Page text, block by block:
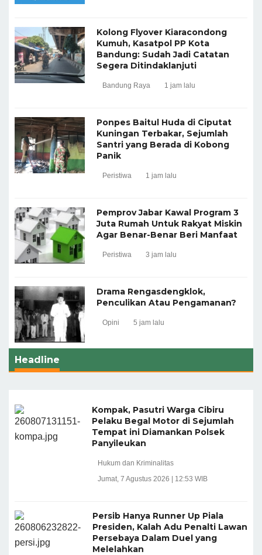
Kolong Flyover Kiaracondong
Kumuh, Kasatpol PP Kota
Bandung: Sudah Jadi Catatan
Segera Ditindaklanjuti
Bandung Raya 1 jam lalu
Ponpes Baitul Huda di Ciputat
Kuningan Terbakar, Sejumlah
Santri yang Berada di Kobong
Panik
Peristiwa 1 jam lalu
Pemprov Jabar Kawal Program 3
Juta Rumah Untuk Rakyat Miskin
Agar Benar-Benar Beri Manfaat
Peristiwa 3 jam lalu
Drama Rengasdengklok,
Penculikan Atau Pengamanan?
Opini 5 jam lalu
Headline
Kompak, Pasutri Warga Cibiru
Pelaku Begal Motor di Sejumlah
Tempat ini Diamankan Polsek
Panyileukan
Hukum dan Kriminalitas
Jumat, 7 Agustus 2026 | 12:53 WIB
Persib Hanya Runner Up Piala
Presiden, Kalah Adu Penalti Lawan
Persebaya Dalam Duel yang
Melelahkan